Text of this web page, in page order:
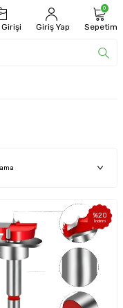
Giriş Yap
0
Sepetim
%20
İndirim